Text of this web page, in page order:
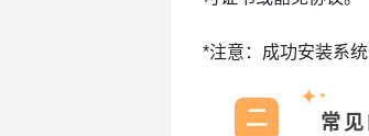
*注意：成功安装系
✦ ✦
二 常